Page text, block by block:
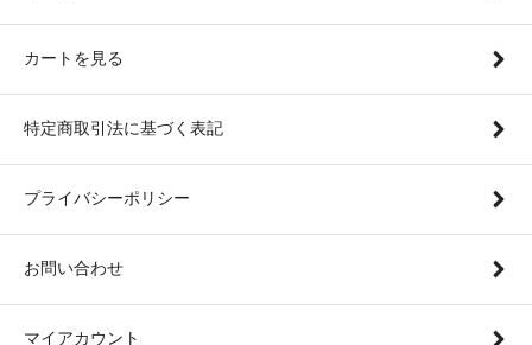
カートを見る
特定商取引法に基づく表記
プライバシーポリシー
お問い合わせ
マイアカウント